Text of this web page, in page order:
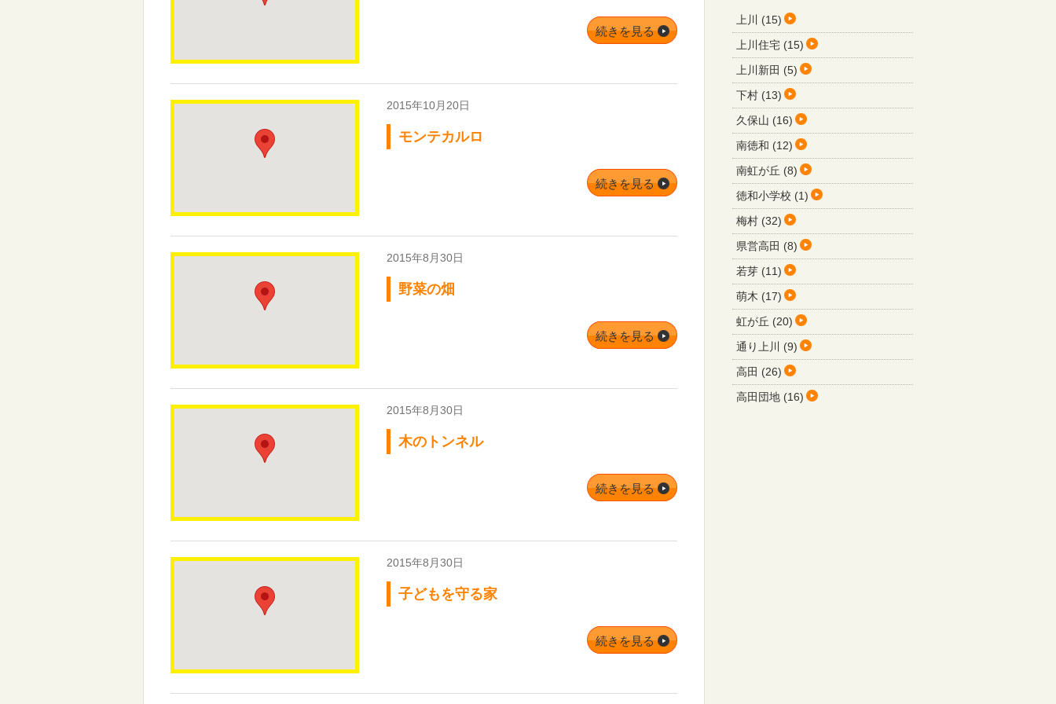
続きを見る
2015年10月20日
モンテカルロ
続きを見る
2015年8月30日
野菜の畑
続きを見る
2015年8月30日
木のトンネル
続きを見る
2015年8月30日
子どもを守る家
続きを見る
上川 (15)
上川住宅 (15)
上川新田 (5)
下村 (13)
久保山 (16)
南徳和 (12)
南虹が丘 (8)
徳和小学校 (1)
梅村 (32)
県営高田 (8)
若芽 (11)
萌木 (17)
虹が丘 (20)
通り上川 (9)
高田 (26)
高田団地 (16)